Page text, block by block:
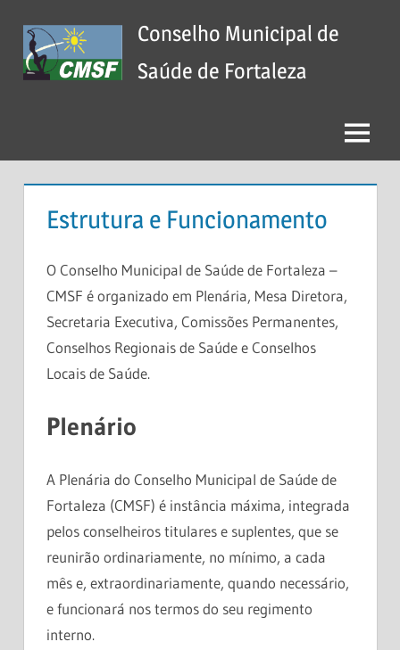
content
Conselho Municipal de
Saúde de Fortaleza
Menu
Estrutura e Funcionamento
O Conselho Municipal de Saúde de Fortaleza –
CMSF é organizado em Plenária, Mesa Diretora,
Secretaria Executiva, Comissões Permanentes,
Conselhos Regionais de Saúde e Conselhos
Locais de Saúde.
Plenário
A Plenária do Conselho Municipal de Saúde de
Fortaleza (CMSF) é instância máxima, integrada
pelos conselheiros titulares e suplentes, que se
reunirão ordinariamente, no mínimo, a cada
mês e, extraordinariamente, quando necessário,
e funcionará nos termos do seu regimento
interno.